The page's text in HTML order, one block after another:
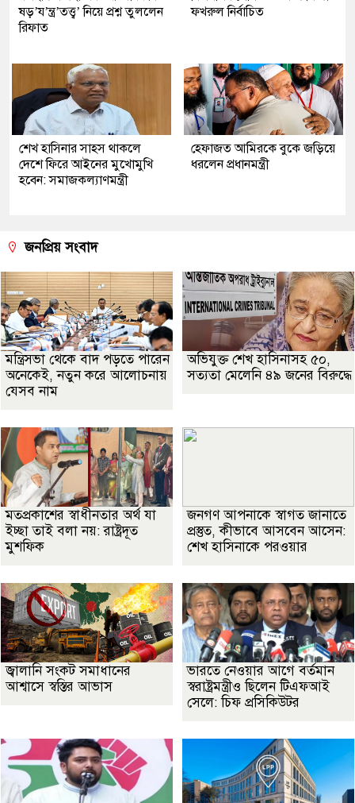
ষড়’য’ন্ত্র’তত্ত্ব’ নিয়ে প্রশ্ন তুললেন
রিফাত
ফখরুল নির্বাচিত
শেখ হাসিনার সাহস থাকলে
দেশে ফিরে আইনের মুখোমুখি
হবেন: সমাজকল্যাণমন্ত্রী
হেফাজত আমিরকে বুকে জড়িয়ে
ধরলেন প্রধানমন্ত্রী
জনপ্রিয় সংবাদ
মন্ত্রিসভা থেকে বাদ পড়তে পারেন
অনেকেই, নতুন করে আলোচনায়
যেসব নাম
অভিযুক্ত শেখ হাসিনাসহ ৫০,
সত্যতা মেলেনি ৪৯ জনের বিরুদ্ধে
মতপ্রকাশের স্বাধীনতার অর্থ যা
ইচ্ছা তাই বলা নয়: রাষ্ট্রদূত
মুশফিক
জনগণ আপনাকে স্বাগত জানাতে
প্রস্তুত, কীভাবে আসবেন আসেন:
শেখ হাসিনাকে পরওয়ার
জ্বালানি সংকট সমাধানের
আশ্বাসে স্বস্তির আভাস
ভারতে নেওয়ার আগে বর্তমান
স্বরাষ্ট্রমন্ত্রীও ছিলেন টিএফআই
সেলে: চিফ প্রসিকিউটর